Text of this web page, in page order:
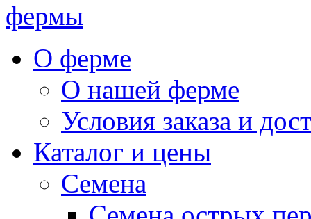
фермы
О ферме
О нашей ферме
Условия заказа и
Каталог и цены
Семена